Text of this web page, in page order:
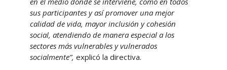
sus participantes y así promover una mejor
calidad de vida, mayor inclusión y cohesión
social, atendiendo de manera especial a los
sectores más vulnerables y vulnerados
socialmente”, explicó la directiva.